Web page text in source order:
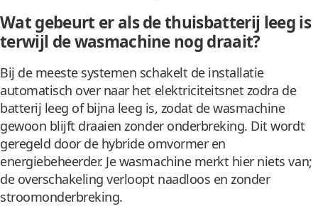
Wat gebeurt er als de thuisbatterij leeg is
terwijl de wasmachine nog draait?
Bij de meeste systemen schakelt de installatie
automatisch over naar het elektriciteitsnet zodra de
batterij leeg of bijna leeg is, zodat de wasmachine
gewoon blijft draaien zonder onderbreking. Dit wordt
geregeld door de hybride omvormer en
energiebeheerder. Je wasmachine merkt hier niets van;
de overschakeling verloopt naadloos en zonder
stroomonderbreking.